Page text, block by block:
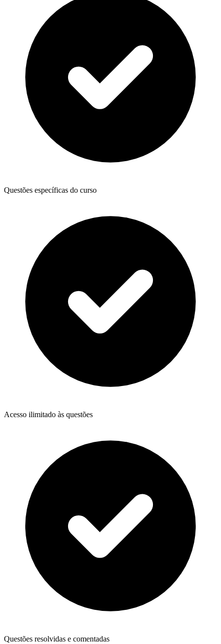
Questões específicas do curso
Acesso ilimitado às questões
Questões resolvidas e comentadas